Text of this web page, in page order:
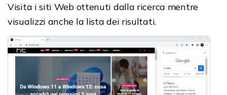
Visita i siti Web ottenuti dalla ricerca mentre
visualizzi anche la lista dei risultati.